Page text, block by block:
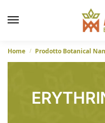
Home / Prodotto Botanical